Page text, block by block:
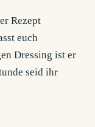
Rezept
euch
Dressing ist er
seid ihr